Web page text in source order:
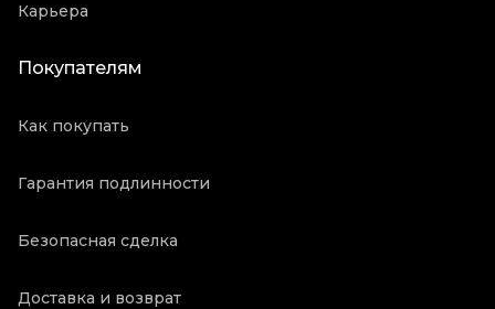
Карьера
Покупателям
Как покупать
Гарантия подлинности
Безопасная сделка
Доставка и возврат